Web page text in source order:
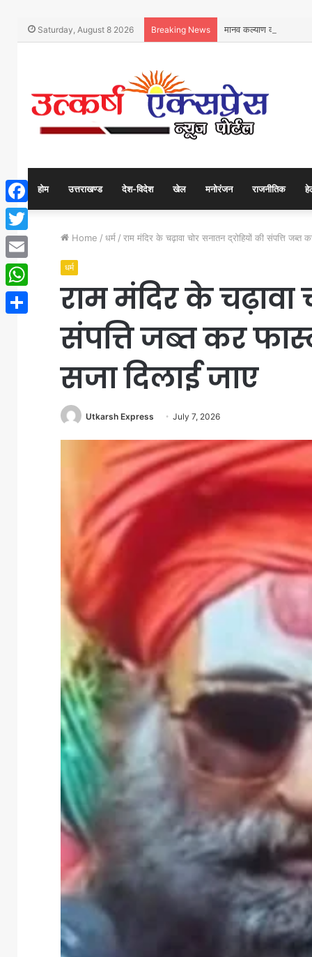
Saturday, August 8 2026 Breaking News मानव कल्याण को समर्पित
होम उत्तराखण्ड देश-विदेश खेल मनोरंजन राजनीतिक
Home / धर्म / राम मंदिर के चढ़ावा चोर सनातन द्रोहियों की संपत्ति
धर्म
राम मंदिर के चढ़ावा
संपत्ति जब्त कर
सजा दिलाई जाए
Utkarsh Express July 7, 2026
Facebook
Twitter
Email
WhatsApp